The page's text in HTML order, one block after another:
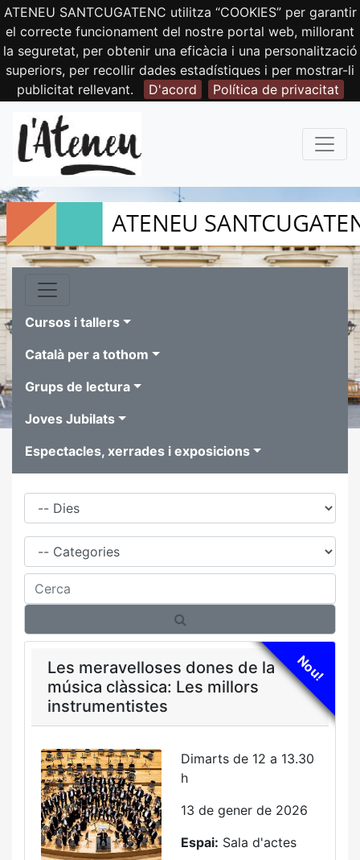
ATENEU SANTCUGATENC utilitza “COOKIES” per garantir
el correcte funcionament del nostre portal web, millorant
la seguretat, per obtenir una eficàcia i una personalització
superiors, per recollir dades estadístiques i per mostrar-li
publicitat rellevant.
D'acord Política de privacitat
Cursos i tallers
Català per a tothom
Grups de lectura
Joves Jubilats
Espectacles, xerrades i exposicions
Dies
Família
Cerca
Nou!
Les meravelloses dones de la
música clàssica: Les millors
instrumentistes
Dimarts de 12 a 13.30
h
13 de gener de 2026
Espai: Sala d'actes